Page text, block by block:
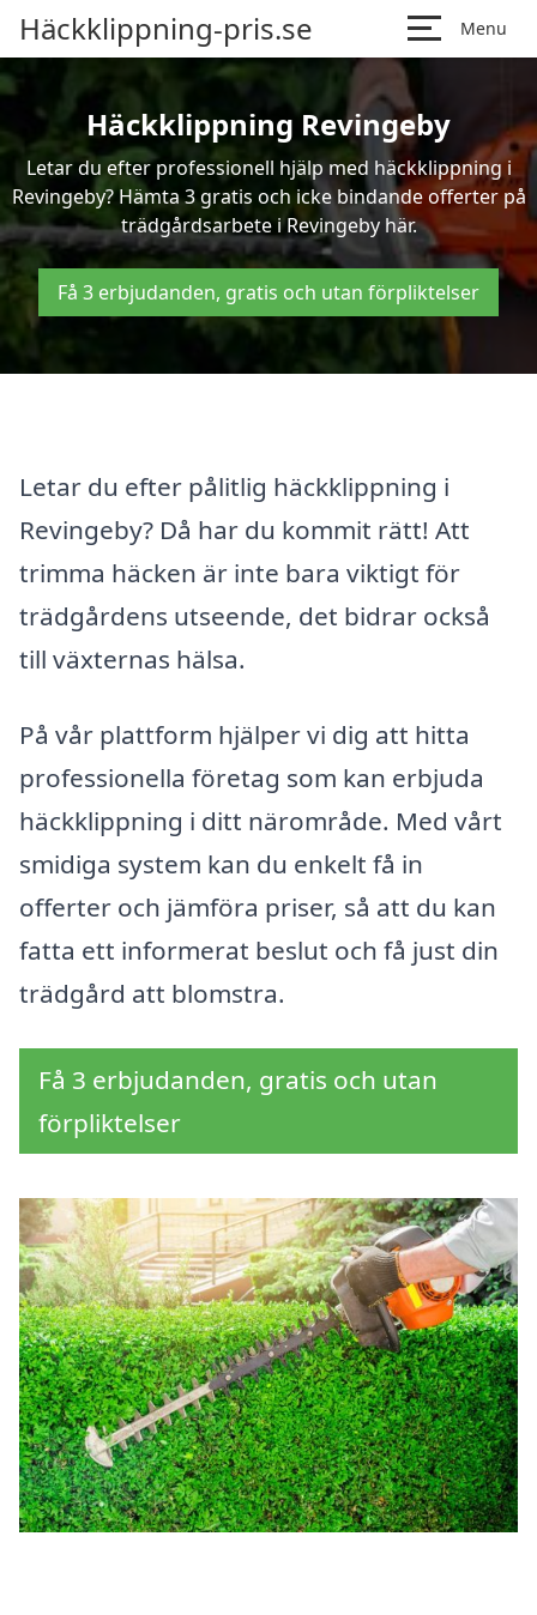
Häckklippning-pris.se Menu
Häckklippning Revingeby
Letar du efter professionell hjälp med häckklippning i
Revingeby? Hämta 3 gratis och icke bindande offerter på
trädgårdsarbete i Revingeby här.
Få 3 erbjudanden, gratis och utan förpliktelser
Letar du efter pålitlig häckklippning i
Revingeby? Då har du kommit rätt! Att
trimma häcken är inte bara viktigt för
trädgårdens utseende, det bidrar också
till växternas hälsa.
På vår plattform hjälper vi dig att hitta
professionella företag som kan erbjuda
häckklippning i ditt närområde. Med vårt
smidiga system kan du enkelt få in
offerter och jämföra priser, så att du kan
fatta ett informerat beslut och få just din
trädgård att blomstra.
Få 3 erbjudanden, gratis och utan
förpliktelser